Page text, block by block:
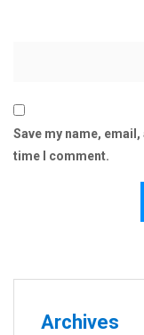
Save my name,
time I comment.
Archives